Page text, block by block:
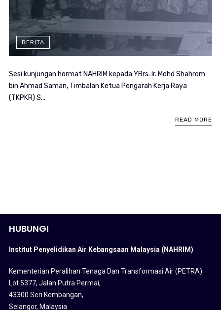
BERITA
Sesi kunjungan hormat NAHRIM kepada YBrs. Ir. Mohd Shahrom
bin Ahmad Saman, Timbalan Ketua Pengarah Kerja Raya
(TKPKR) S...
READ MORE
HUBUNGI
Institut Penyelidikan Air Kebangsaan Malaysia (NAHRIM)
Kementerian Peralihan Tenaga Dan Transformasi Air (PETRA)
Lot 5377, Jalan Putra Permai,
43300 Seri Kembangan,
Selangor, Malaysia